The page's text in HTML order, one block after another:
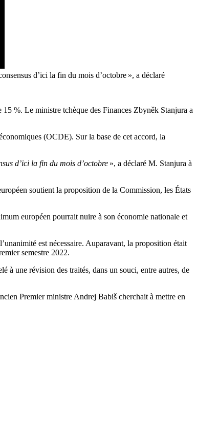
d’ici la fin du mois d’octobre », a déclaré
%. Le ministre tchèque des Finances Zbyněk Stanjura a
(OCDE). Sur la base de cet accord, la
d’ici la fin du mois d’octobre », a déclaré M. Stanjura à
soutient la proposition de la Commission, les États
européen pourrait nuire à son économie nationale et
est nécessaire. Auparavant, la proposition était
semestre 2022.
à une révision des traités, dans un souci, entre autres, de
Premier ministre Andrej Babiš cherchait à mettre en